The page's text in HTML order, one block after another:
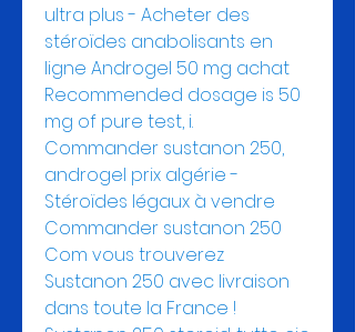
ultra plus - Acheter des
stéroïdes anabolisants en
ligne Androgel 50 mg achat
Recommended dosage is 50
mg of pure test, i.
Commander sustanon 250,
androgel prix algérie -
Stéroïdes légaux à vendre
Commander sustanon 250
Com vous trouverez
Sustanon 250 avec livraison
dans toute la France !